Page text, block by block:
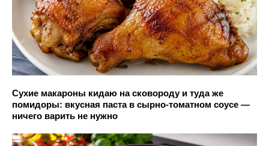
Сухие макароны кидаю на сковороду и туда же
помидоры: вкусная паста в сырно-томатном соусе —
ничего варить не нужно